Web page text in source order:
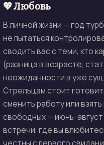
💖 Любовь
В личной жизни — год
не пытаться
сводить вас с теми, кто
(разница в возрасте,
неожиданности в уже
Стрельцам стоит
сменить работу или
свободных — июнь-
встречи, где вы